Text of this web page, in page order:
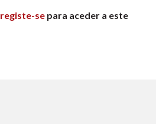
registe-se para aceder a este